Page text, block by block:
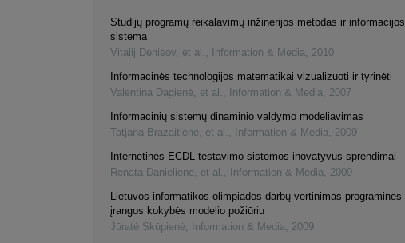
Studijų programų reikalavimų inžinerijos metodas ir informacijos
sistema
Vitalij Denisov, et al. , Information & Media, 2010
Informacinės technologijos matematikai vizualizuoti ir tyrinėti
Valentina Dagienė, et al. , Information & Media, 2007
Informacinių sistemų dinaminio valdymo modeliavimas
Tatjana Brazaitienė, et al. , Information & Media, 2009
Internetinės ECDL testavimo sistemos inovatyvūs sprendimai
Renata Danielienė, et al. , Information & Media, 2009
Lietuvos informatikos olimpiados darbų vertinimas programinės
įrangos kokybės modelio požiūriu
Jūratė Skūpienė, Information & Media, 2009